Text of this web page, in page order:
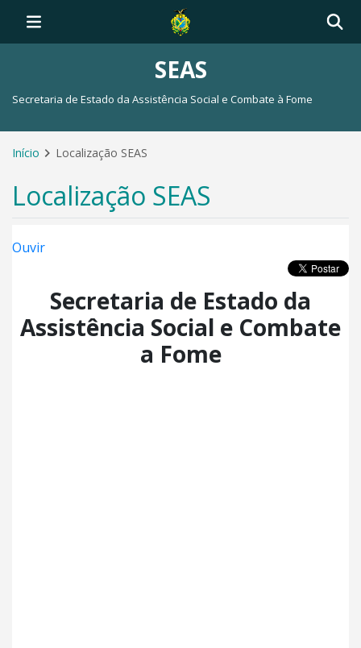
SEAS
Secretaria de Estado da Assistência Social e Combate à Fome
Início Localização SEAS
Localização SEAS
Ouvir
Secretaria de Estado da
Assistência Social e Combate
a Fome